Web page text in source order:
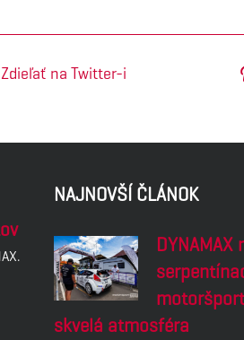
Zdieľať na Twitter-i
NAJNOVŠÍ ČLÁNOK
skvelá atmosféra